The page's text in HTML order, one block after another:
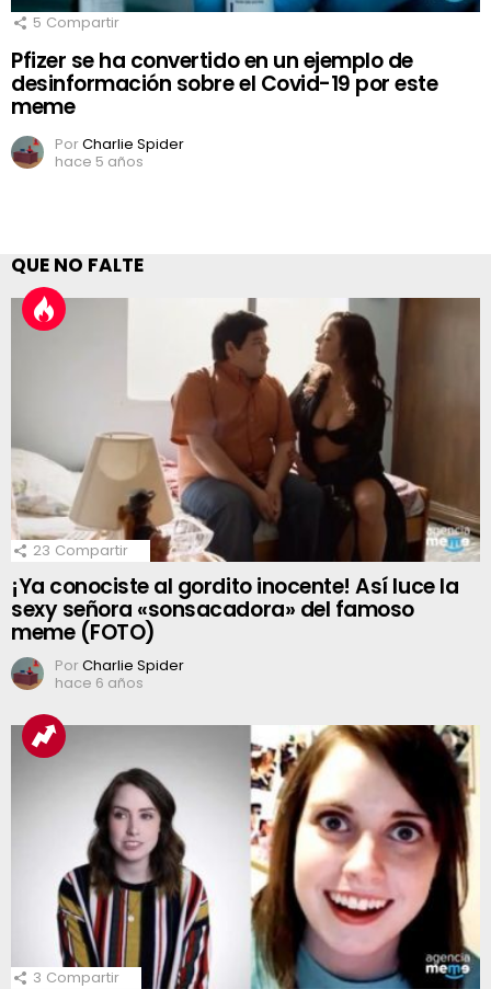
5 Compartir
Pfizer se ha convertido en un ejemplo de
desinformación sobre el Covid-19 por este
meme
PorCharlie Spider
hace 5 años
QUE NO FALTE
23 Compartir
¡Ya conociste al gordito inocente! Así luce la
sexy señora «sonsacadora» del famoso
meme (FOTO)
PorCharlie Spider
hace 6 años
3 Compartir